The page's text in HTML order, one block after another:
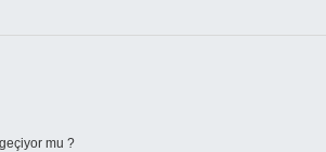
mu ?